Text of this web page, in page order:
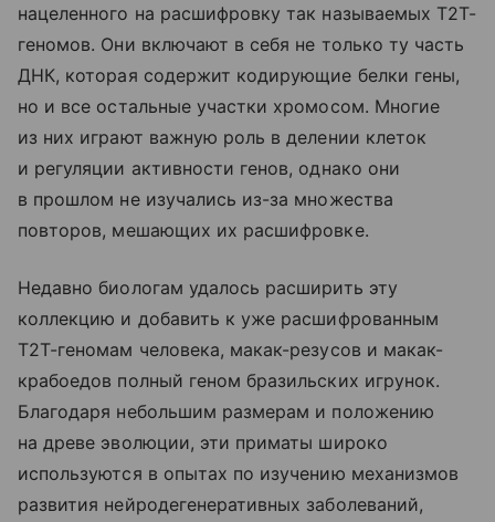
нацеленного на расшифровку так называемых Т2Т-
геномов. Они включают в себя не только ту часть
ДНК, которая содержит кодирующие белки гены,
но и все остальные участки хромосом. Многие
из них играют важную роль в делении клеток
и регуляции активности генов, однако они
в прошлом не изучались из-за множества
повторов, мешающих их расшифровке.
Недавно биологам удалось расширить эту
коллекцию и добавить к уже расшифрованным
Т2Т-геномам человека, макак-резусов и макак-
крабоедов полный геном бразильских игрунок.
Благодаря небольшим размерам и положению
на древе эволюции, эти приматы широко
используются в опытах по изучению механизмов
развития нейродегенеративных заболеваний,